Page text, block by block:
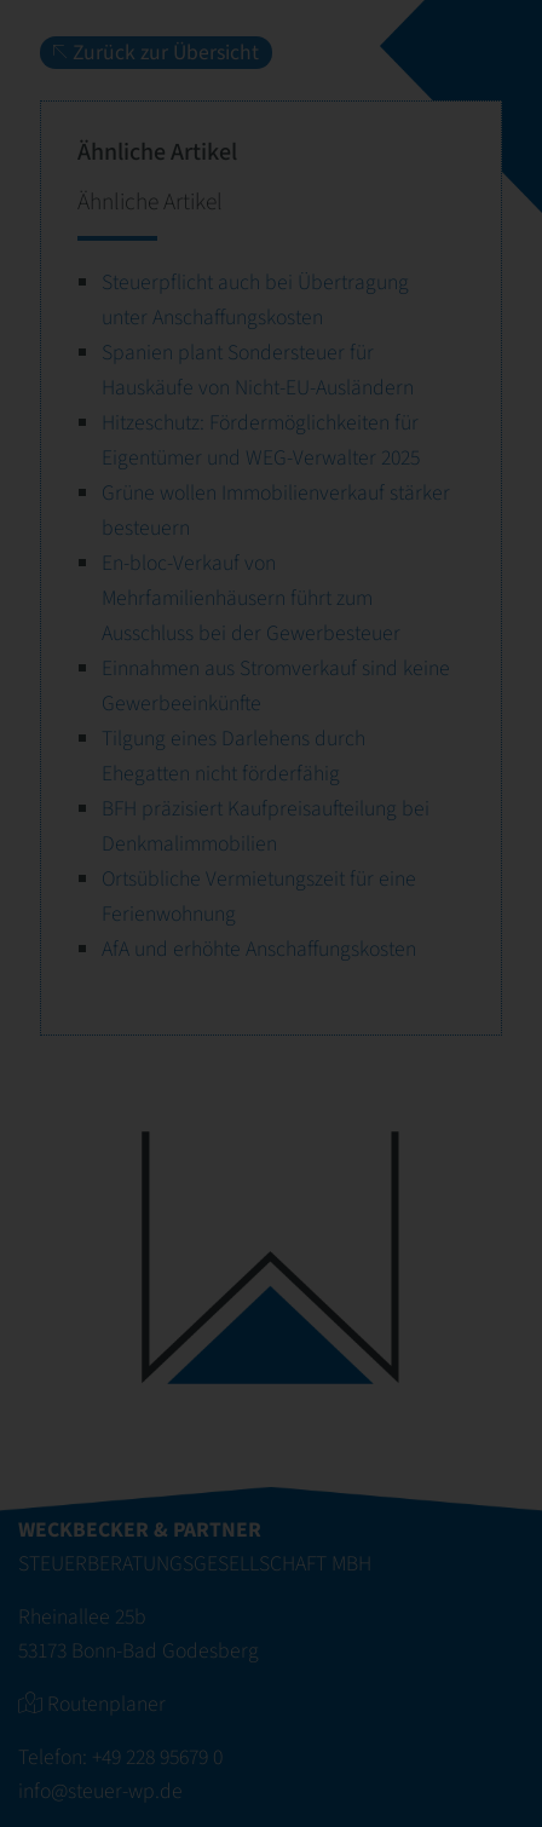
Zurück zur Übersicht
Ähnliche Artikel
Ähnliche Artikel
Steuerpflicht auch bei Übertragung
unter Anschaffungskosten
Spanien plant Sondersteuer für
Hauskäufe von Nicht-EU-Ausländern
Hitzeschutz: Fördermöglichkeiten für
Eigentümer und WEG-Verwalter 2025
Grüne wollen Immobilienverkauf stärker
besteuern
En-bloc-Verkauf von
Mehrfamilienhäusern führt zum
Ausschluss bei der Gewerbesteuer
Einnahmen aus Stromverkauf sind keine
Gewerbeeinkünfte
Tilgung eines Darlehens durch
Ehegatten nicht förderfähig
BFH präzisiert Kaufpreisaufteilung bei
Denkmalimmobilien
Ortsübliche Vermietungszeit für eine
Ferienwohnung
AfA und erhöhte Anschaffungskosten
WECKBECKER & PARTNER
STEUERBERATUNGSGESELLSCHAFT MBH
Rheinallee 25b
53173 Bonn-Bad Godesberg
Routenplaner
Telefon: +49 228 95679 0
info@steuer-wp.de